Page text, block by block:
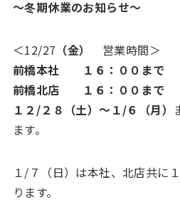
～冬期休業のお知らせ～
＜12/27 （金）
営業時間＞
前橋本社 １６：００まで
前橋北店 １６：００まで
１２/２８ （土）～１/６（月）
ます。
１/７（日）は本社、北店共に
ります。